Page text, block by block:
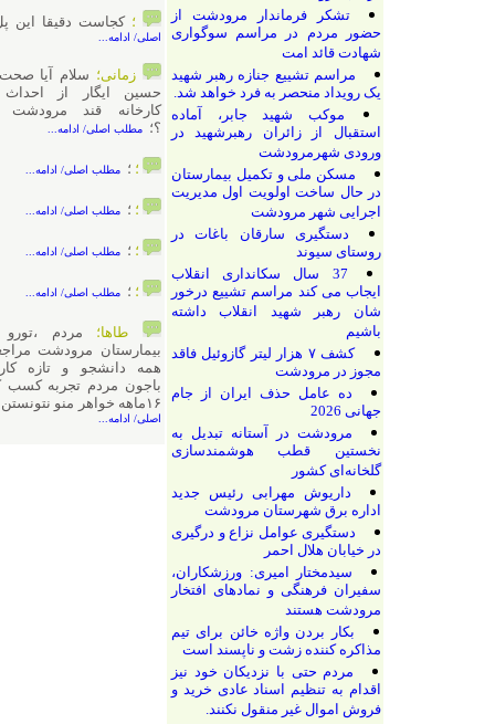
تشکر فرماندار مرودشت از
حضور مردم در مراسم سوگواری
شهادت قائد امت
مراسم تشییع جنازه رهبر شهید
یک رویداد منحصر به فرد خواهد شد.
موکب شهید جابر، آماده
استقبال از زائران رهبرشهید در
ورودی شهرمرودشت
مسکن ملی و تکمیل بیمارستان
در حال ساخت اولویت اول مدیریت
اجرایی شهر مرودشت
دستگیری سارقان باغات در
روستای سیوند
37 سال سکانداری انقلاب
ایجاب می کند مراسم تشییع درخور
شان رهبر شهید انقلاب داشته
کشف ۷ هزار لیتر گازوئیل فاقد
مجوز در مرودشت
ده عامل حذف ایران از جام
مرودشت در آستانه تبدیل به
نخستین قطب هوشمندسازی
گلخانه‌ای کشور
داریوش مهرابی رئيس جدید
اداره برق شهرستان مرودشت
دستگیری عوامل نزاع و درگیری
در خیابان هلال احمر
سیدمختار امیری: ورزشکاران،
سفیران فرهنگی و نمادهای افتخار
مرودشت هستند
بکار بردن واژه خائن برای تیم
مذاکره کننده زشت و ناپسند است
مردم حتی با نزدیکان خود نیز
اقدام به تنظیم اسناد عادی خرید و
فروش اموال غیر منقول نکنند.
؛کجاست دقیقا این پل؛مطلب
اصلی/ ادامه...
زمانی؛سلام آیا صحت دارد که
حسین ایگار از احداث کنندگان
کارخانه قند مرودشت می‌باشد
؟؛
مطلب اصلی/ ادامه...
؛ مطلب اصلی/ ادامه...
مطلب اصلی/ ادامه...
مطلب اصلی/ ادامه...
؛؛مطلب اصلی/ ادامه...
طاها؛مردم ،تورو خدا به
بیمارستان مرودشت مراجعه نکنید،
همه دانشجو و تازه کارن،میخان
باجون مردم تجربه کسب کنن،دختر
۱۶ماهه خواهر منو نتونستن ...؛
مطلب